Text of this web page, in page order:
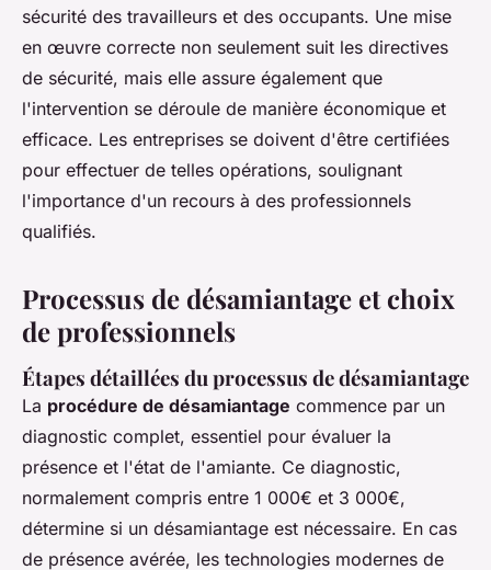
sécurité des travailleurs et des occupants. Une mise
en œuvre correcte non seulement suit les directives
de sécurité, mais elle assure également que
l'intervention se déroule de manière économique et
efficace. Les entreprises se doivent d'être certifiées
pour effectuer de telles opérations, soulignant
l'importance d'un recours à des professionnels
qualifiés.
Processus de désamiantage et choix
de professionnels
Étapes détaillées du processus de désamiantage
La procédure de désamiantage commence par un
diagnostic complet, essentiel pour évaluer la
présence et l'état de l'amiante. Ce diagnostic,
normalement compris entre 1 000€ et 3 000€,
détermine si un désamiantage est nécessaire. En cas
de présence avérée, les technologies modernes de